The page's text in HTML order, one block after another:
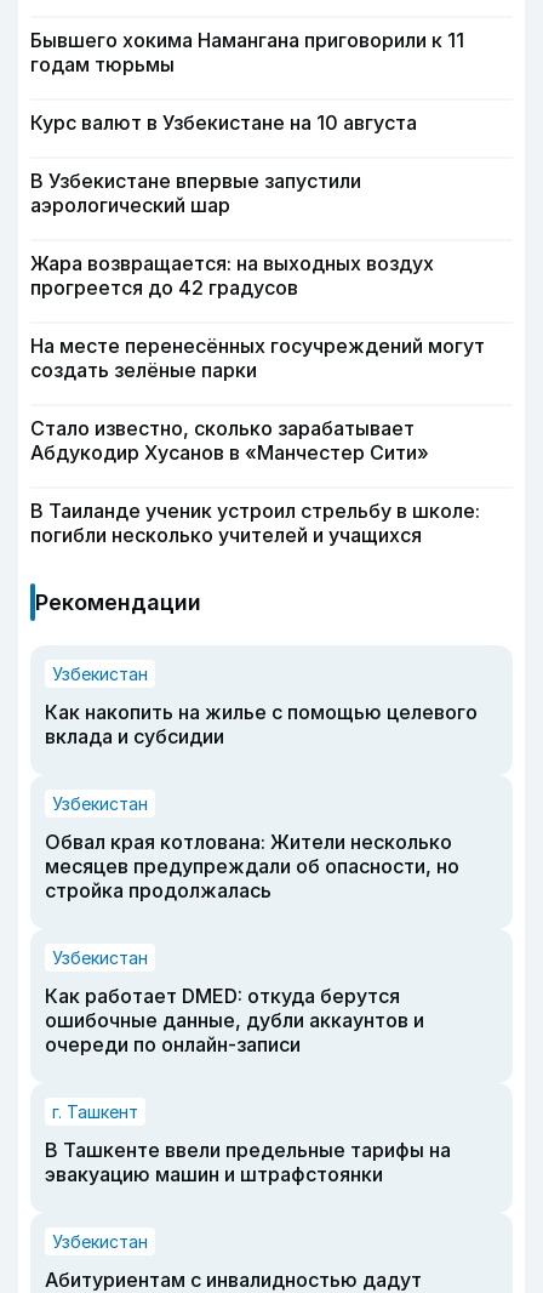
Бывшего хокима Намангана приговорили к 11
годам тюрьмы
Курс валют в Узбекистане на 10 августа
В Узбекистане впервые запустили
аэрологический шар
Жара возвращается: на выходных воздух
прогреется до 42 градусов
На месте перенесённых госучреждений могут
создать зелёные парки
Стало известно, сколько зарабатывает
Абдукодир Хусанов в «Манчестер Сити»
В Таиланде ученик устроил стрельбу в школе:
погибли несколько учителей и учащихся
Рекомендации
Узбекистан
Как накопить на жилье с помощью целевого
вклада и субсидии
Узбекистан
Обвал края котлована: Жители несколько
месяцев предупреждали об опасности, но
стройка продолжалась
Узбекистан
Как работает DMED: откуда берутся
ошибочные данные, дубли аккаунтов и
очереди по онлайн-записи
г. Ташкент
В Ташкенте ввели предельные тарифы на
эвакуацию машин и штрафстоянки
Узбекистан
Абитуриентам с инвалидностью дадут